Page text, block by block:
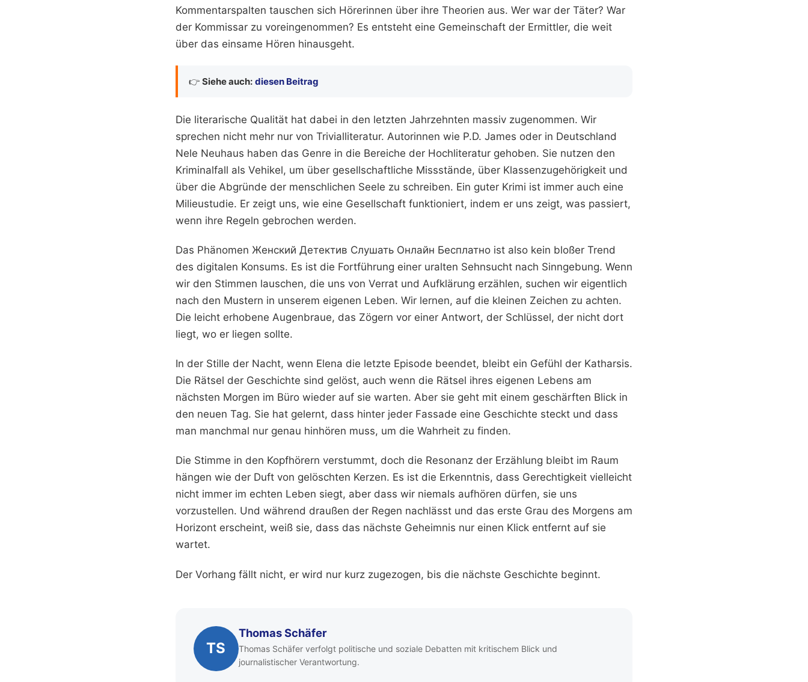
Kommentarspalten tauschen sich Hörerinnen über ihre Theorien aus. Wer war der Täter? War
der Kommissar zu voreingenommen? Es entsteht eine Gemeinschaft der Ermittler, die weit
über das einsame Hören hinausgeht.
👉 Siehe auch: diesen Beitrag
Die literarische Qualität hat dabei in den letzten Jahrzehnten massiv zugenommen. Wir
sprechen nicht mehr nur von Trivialliteratur. Autorinnen wie P.D. James oder in Deutschland
Nele Neuhaus haben das Genre in die Bereiche der Hochliteratur gehoben. Sie nutzen den
Kriminalfall als Vehikel, um über gesellschaftliche Missstände, über Klassenzugehörigkeit und
über die Abgründe der menschlichen Seele zu schreiben. Ein guter Krimi ist immer auch eine
Milieustudie. Er zeigt uns, wie eine Gesellschaft funktioniert, indem er uns zeigt, was passiert,
wenn ihre Regeln gebrochen werden.
Das Phänomen Женский Детектив Слушать Онлайн Бесплатно ist also kein bloßer Trend
des digitalen Konsums. Es ist die Fortführung einer uralten Sehnsucht nach Sinngebung. Wenn
wir den Stimmen lauschen, die uns von Verrat und Aufklärung erzählen, suchen wir eigentlich
nach den Mustern in unserem eigenen Leben. Wir lernen, auf die kleinen Zeichen zu achten.
Die leicht erhobene Augenbraue, das Zögern vor einer Antwort, der Schlüssel, der nicht dort
liegt, wo er liegen sollte.
In der Stille der Nacht, wenn Elena die letzte Episode beendet, bleibt ein Gefühl der Katharsis.
Die Rätsel der Geschichte sind gelöst, auch wenn die Rätsel ihres eigenen Lebens am
nächsten Morgen im Büro wieder auf sie warten. Aber sie geht mit einem geschärften Blick in
den neuen Tag. Sie hat gelernt, dass hinter jeder Fassade eine Geschichte steckt und dass
man manchmal nur genau hinhören muss, um die Wahrheit zu finden.
Die Stimme in den Kopfhörern verstummt, doch die Resonanz der Erzählung bleibt im Raum
hängen wie der Duft von gelöschten Kerzen. Es ist die Erkenntnis, dass Gerechtigkeit vielleicht
nicht immer im echten Leben siegt, aber dass wir niemals aufhören dürfen, sie uns
vorzustellen. Und während draußen der Regen nachlässt und das erste Grau des Morgens am
Horizont erscheint, weiß sie, dass das nächste Geheimnis nur einen Klick entfernt auf sie
wartet.
Der Vorhang fällt nicht, er wird nur kurz zugezogen, bis die nächste Geschichte beginnt.
TS
Thomas Schäfer
Thomas Schäfer verfolgt politische und soziale Debatten mit kritischem Blick und
journalistischer Verantwortung.